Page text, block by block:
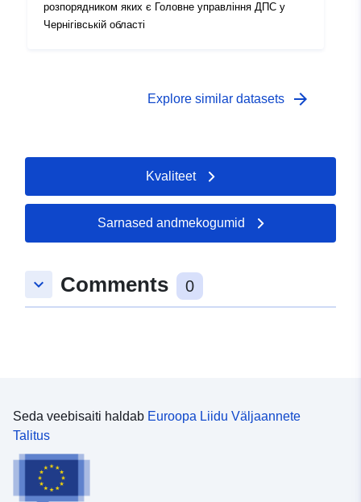
розпорядником яких є Головне управління ДПС у
Чернігівській області
Explore similar datasets arrow_forward
Kvaliteet
Sarnased andmekogumid
keyboard_arrow_down Comments 0
Seda veebisaiti haldab Euroopa Liidu Väljaannete
Talitus